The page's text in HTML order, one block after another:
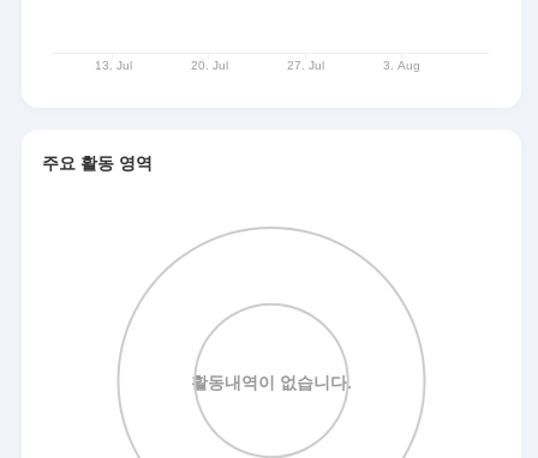
주요 활동 영역